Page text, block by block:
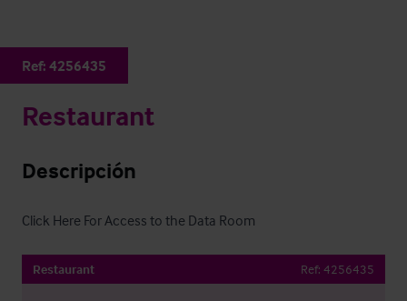
Ref: 4256435
Restaurant
Descripción
Click Here For Access to the Data Room
Restaurant Ref: 4256435